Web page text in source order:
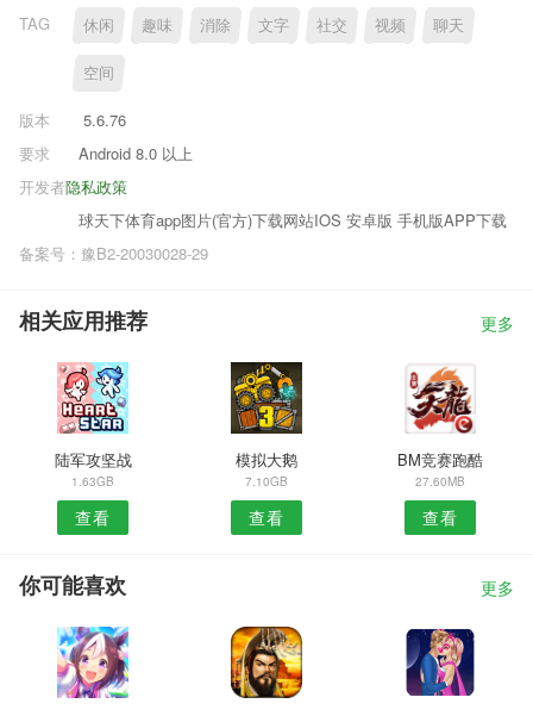
TAG 休闲 趣味 消除 文字 社交 视频 聊天
空间
版本
5.6.76
要求
Android 8.0 以上
隐私政策
开发者
球天下体育app图片(官方)下载网站IOS 安卓版 手机版APP下载
备案号：豫B2-20030028-29
相关应用推荐 更多
陆军攻坚战
1.63GB
查看
模拟大鹅
7.10GB
查看
BM竞赛跑酷
27.60MB
查看
你可能喜欢 更多